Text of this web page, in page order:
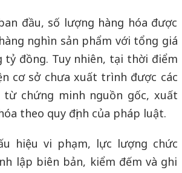
đầu, số lượng hàng hóa được
nghìn sản phẩm với tổng giá
tỷ đồng. Tuy nhiên, tại thời điểm
cơ sở chưa xuất trình được các
từ chứng minh nguồn gốc, xuất
theo quy định của pháp luật.
hiệu vi phạm, lực lượng chức
lập biên bản, kiểm đếm và ghi